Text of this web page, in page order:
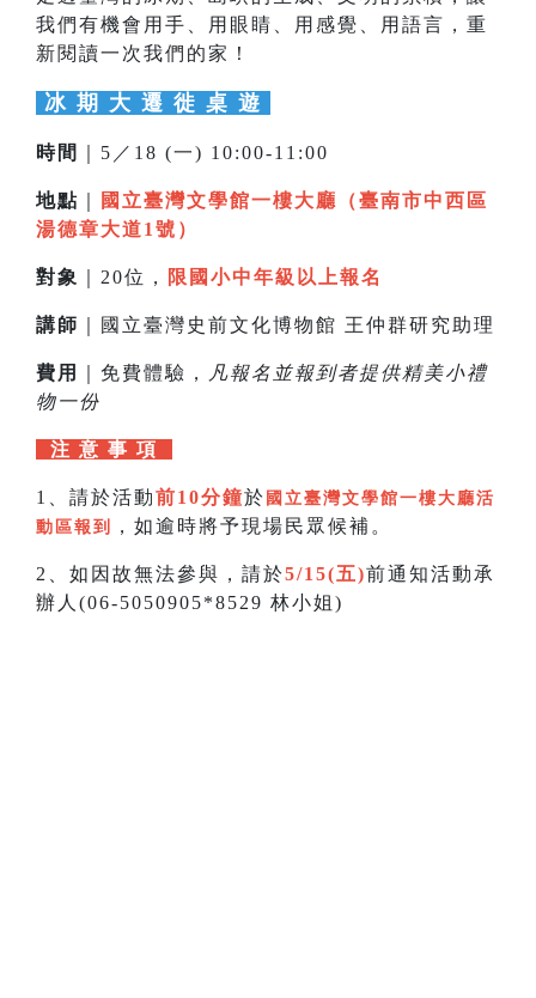
我們有機會用手、用眼睛、用感覺、用語言，重
新閱讀一次我們的家！
冰 期 大 遷 徙 桌 遊
時間 ｜5／18 (一) 10:00-11:00
地點
國立臺灣文學館一樓大廳（臺南市中西區
湯德章大道1號）
對象 ｜20位， 限國小中年級以上報名
講師 ｜國立臺灣史前文化博物館 王仲群研究助理
費用 ｜免費體驗，
凡報名並報到者提供精美小禮
物一份
注 意 事 項
1、請於活動前10分鐘於 國立臺灣文學館一樓大廳活
動區報到
，如逾時將予現場民眾候補。
2、如因故無法參與，請於5/15(五)前通知活動承
辦人(06-5050905*8529 林小姐)